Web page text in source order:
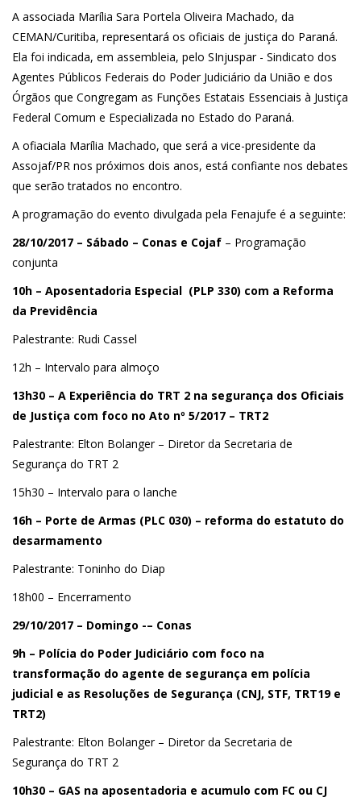
A associada Marília Sara Portela Oliveira Machado, da
CEMAN/Curitiba, representará os oficiais de justiça do Paraná.
Ela foi indicada, em assembleia, pelo SInjuspar - Sindicato dos
Agentes Públicos Federais do Poder Judiciário da União e dos
Órgãos que Congregam as Funções Estatais Essenciais à Justiça
Federal Comum e Especializada no Estado do Paraná.
A ofiaciala Marília Machado, que será a vice-presidente da
Assojaf/PR nos próximos dois anos, está confiante nos debates
que serão tratados no encontro.
A programação do evento divulgada pela Fenajufe é a seguinte:
28/10/2017 – Sábado – Conas e Cojaf – Programação
conjunta
10h – Aposentadoria Especial (PLP 330) com a Reforma
da Previdência
Palestrante: Rudi Cassel
12h – Intervalo para almoço
13h30 – A Experiência do TRT 2 na segurança dos Oficiais
de Justiça com foco no Ato nº 5/2017 – TRT2
Palestrante: Elton Bolanger – Diretor da Secretaria de
Segurança do TRT 2
15h30 – Intervalo para o lanche
16h – Porte de Armas (PLC 030) – reforma do estatuto do
desarmamento
Palestrante: Toninho do Diap
18h00 – Encerramento
29/10/2017 – Domingo -– Conas
9h – Polícia do Poder Judiciário com foco na
transformação do agente de segurança em polícia
judicial e as Resoluções de Segurança (CNJ, STF, TRT19 e
TRT2)
Palestrante: Elton Bolanger – Diretor da Secretaria de
Segurança do TRT 2
10h30 – GAS na aposentadoria e acumulo com FC ou CJ